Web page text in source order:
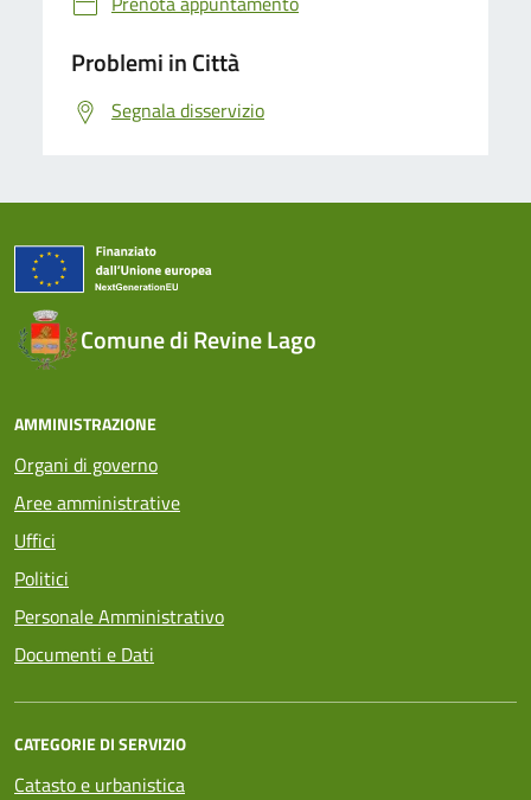
Problemi in Città
Segnala disservizio
Comune di Revine Lago
AMMINISTRAZIONE
Organi di governo
Aree amministrative
Uffici
Politici
Personale Amministrativo
Documenti e Dati
CATEGORIE DI SERVIZIO
Catasto e urbanistica